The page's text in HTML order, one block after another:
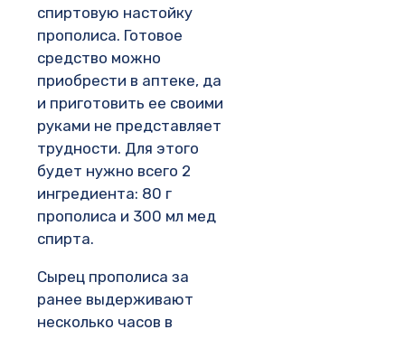
спиртовую настойку
прополиса. Готовое
средство можно
приобрести в аптеке, да
и приготовить ее своими
руками не представляет
трудности. Для этого
будет нужно всего 2
ингредиента: 80 г
прополиса и 300 мл мед
спирта.
Сырец прополиса за
ранее выдерживают
несколько часов в